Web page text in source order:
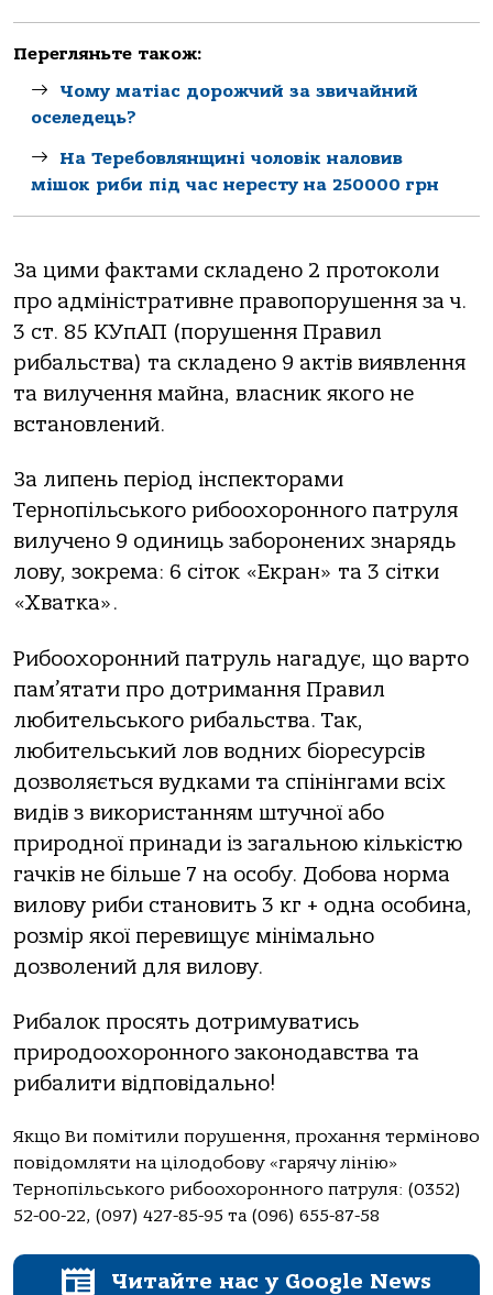
Перегляньте також:
Чому матіас дорожчий за звичайний
оселедець?
На Теребовлянщині чоловік наловив
мішок риби під час нересту на 250000 грн
За цими фактами складено 2 протоколи
про адміністративне правопорушення за ч.
3 ст. 85 КУпАП (порушення Правил
рибальства) та складено 9 актів виявлення
та вилучення майна, власник якого не
встановлений.
За липень період інспекторами
Тернопільського рибоохоронного патруля
вилучено 9 одиниць заборонених знарядь
лову, зокрема: 6 сіток «Екран» та 3 сітки
«Хватка».
Рибоохоронний патруль нагадує, що варто
пам’ятати про дотримання Правил
любительського рибальства. Так,
любительський лов водних біоресурсів
дозволяється вудками та спінінгами всіх
видів з використанням штучної або
природної принади із загальною кількістю
гачків не більше 7 на особу. Добова норма
вилову риби становить 3 кг + одна особина,
розмір якої перевищує мінімально
дозволений для вилову.
Рибалок просять дотримуватись
природоохоронного законодавства та
рибалити відповідально!
Якщо Ви помітили порушення, прохання терміново
повідомляти на цілодобову «гарячу лінію»
Тернопільського рибоохоронного патруля: (0352)
52-00-22, (097) 427-85-95 та (096) 655-87-58
Читайте нас у Google News